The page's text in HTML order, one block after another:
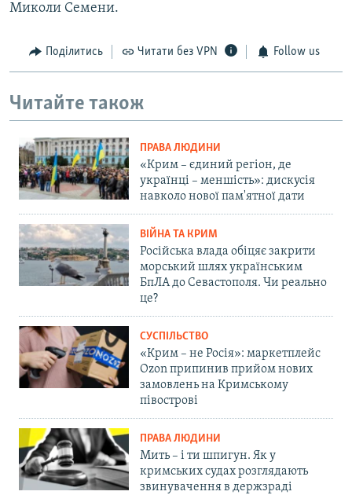
Миколи Семени.
Поділитись Читати без VPN Follow us
Читайте також
ПРАВА ЛЮДИНИ
«Крим – єдиний регіон, де
українці – меншість»: дискусія
навколо нової пам'ятної дати
ВІЙНА ТА КРИМ
Російська влада обіцяє закрити
морський шлях українським
БпЛА до Севастополя. Чи реально
це?
СУСПІЛЬСТВО
«Крим – не Росія»: маркетплейс
Ozon припинив прийом нових
замовлень на Кримському
півострові
ПРАВА ЛЮДИНИ
Мить – і ти шпигун. Як у
кримських судах розглядають
звинувачення в держзраді